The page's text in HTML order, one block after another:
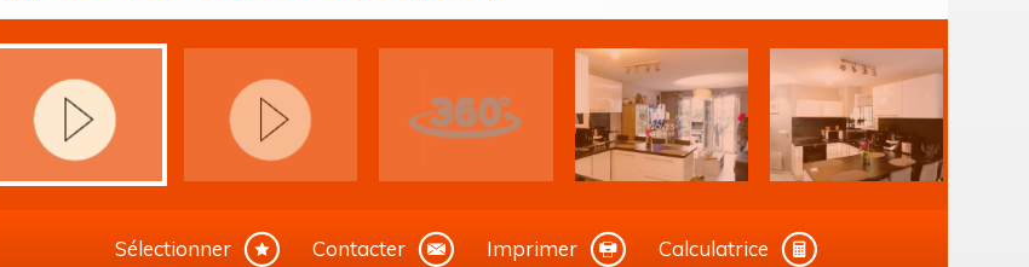
Sélectionner Contacter Imprimer Calculatrice